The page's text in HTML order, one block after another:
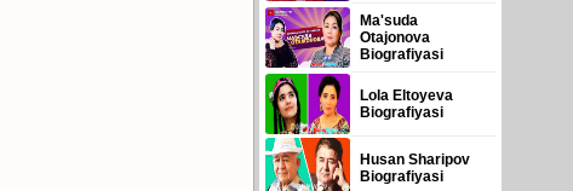
Ma'suda
Otajonova
Biografiyasi
Lola Eltoyeva
Biografiyasi
Husan Sharipov
Biografiyasi